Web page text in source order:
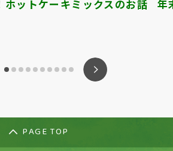
ホットケーキミックスのお話 年
PAGE TOP